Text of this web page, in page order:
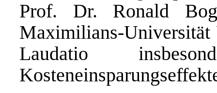
Prof. Dr. Ronald
Maximilians-
Laudatio